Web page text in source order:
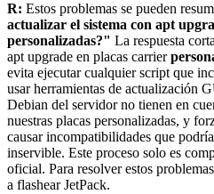
R: Estos problemas se pueden
actualizar el sistema con apt
personalizadas?" La respuesta
apt upgrade en placas carrier
evita ejecutar cualquier script que
usar herramientas de actualización
Debian del servidor no tienen en
nuestras placas personalizadas, y
causar incompatibilidades que
inservible. Este proceso solo es
oficial. Para resolver estos
a flashear JetPack.